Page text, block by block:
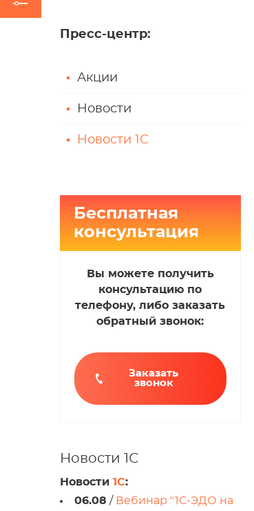
Пресс-центр:
Акции
Новости
Новости 1С
Бесплатная
консультация
Вы можете получить
консультацию по
телефону, либо заказать
обратный звонок:
Заказать
звонок
Новости 1С
Новости 1С:
06.08 / Вебинар "1С-ЭДО на